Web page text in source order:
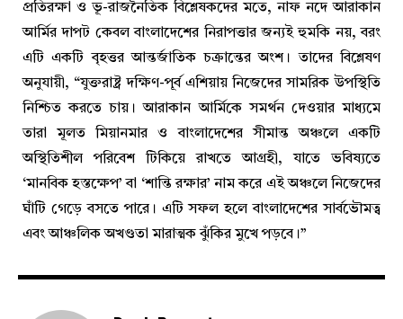
প্রতিরক্ষা ও ভূ-রাজনৈতিক বিশ্লেষকদের মতে, নাফ নদে আরাকান
আর্মির দাপট কেবল বাংলাদেশের নিরাপত্তার জন্যই হুমকি নয়, বরং
এটি একটি বৃহত্তর আন্তর্জাতিক চক্রান্তের অংশ। তাদের বিশ্লেষণ
অনুযায়ী, “যুক্তরাষ্ট্র দক্ষিণ-পূর্ব এশিয়ায় নিজেদের সামরিক উপস্থিতি
নিশ্চিত করতে চায়। আরাকান আর্মিকে সমর্থন দেওয়ার মাধ্যমে
তারা মূলত মিয়ানমার ও বাংলাদেশের সীমান্ত অঞ্চলে একটি
অস্থিতিশীল পরিবেশ টিকিয়ে রাখতে আগ্রহী, যাতে ভবিষ্যতে
‘মানবিক হস্তক্ষেপ’ বা ‘শান্তি রক্ষার’ নাম করে এই অঞ্চলে নিজেদের
ঘাঁটি গেড়ে বসতে পারে। এটি সফল হলে বাংলাদেশের সার্বভৌমত্ব
এবং আঞ্চলিক অখণ্ডতা মারাত্মক ঝুঁকির মুখে পড়বে।”